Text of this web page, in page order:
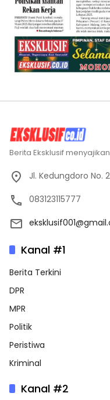
Berita Eksklusif
Jl. Kedungdoro No.
083123115777
Kanal #1
Berita Terkini
DPR
MPR
Politik
Peristiwa
Kriminal
Kanal #2